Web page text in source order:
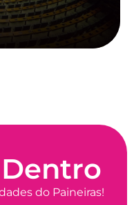
do Paineiras!